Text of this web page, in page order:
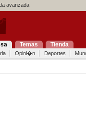
avanzada
Temas Tienda
Opini�n Deportes